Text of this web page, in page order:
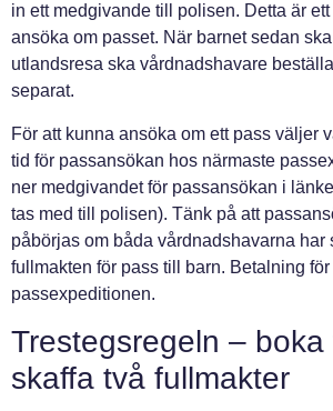
in ett medgivande till polisen. Detta är
ansöka om passet. När barnet sedan
utlandsresa ska vårdnadshavare
separat.
För att kunna ansöka om ett pass väljer
tid för passansökan hos närmaste
ner medgivandet för passansökan i
tas med till polisen). Tänk på att
påbörjas om båda vårdnadshavarna har
fullmakten för pass till barn. Betalning
passexpeditionen.
Trestegsregeln – boka
skaffa två fullmakter